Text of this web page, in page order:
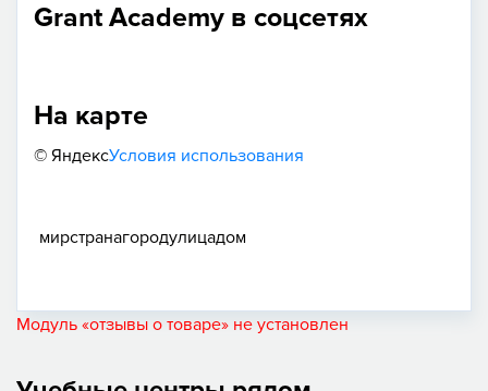
Grant Academy в соцсетях
На карте
© ЯндексУсловия использования
мирстранагородулицадом
Модуль «отзывы о товаре» не установлен